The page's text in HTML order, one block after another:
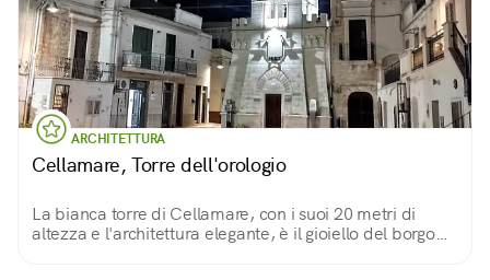
ARCHITETTURA
Cellamare, Torre dell'orologio
La bianca torre di Cellamare, con i suoi 20 metri di
altezza e l'architettura elegante, è il gioiello del borgo